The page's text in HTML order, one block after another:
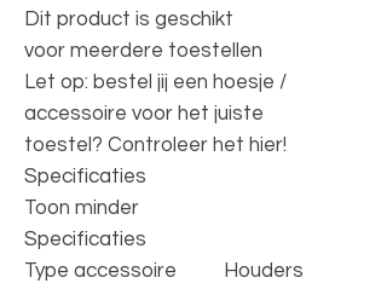
Dit product is geschikt
voor meerdere toestellen
Let op: bestel jij een hoesje /
accessoire voor het juiste
toestel? Controleer het hier!
Specificaties
Toon minder
Specificaties
Type accessoire
Houders